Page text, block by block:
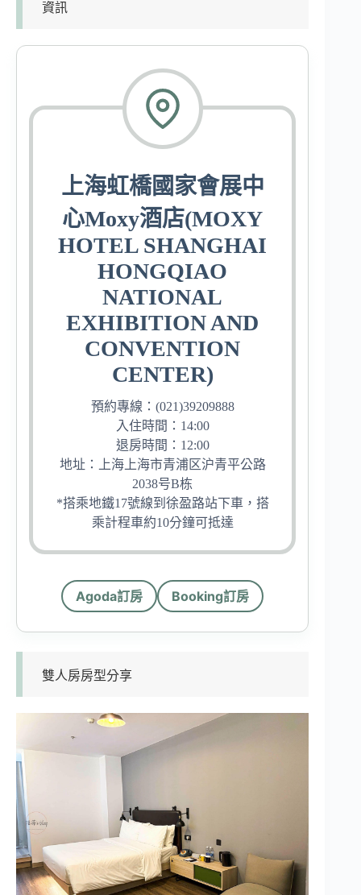
資訊
上海虹橋國家會展中
心Moxy酒店(MOXY
HOTEL SHANGHAI
HONGQIAO
NATIONAL
EXHIBITION AND
CONVENTION
CENTER)
預約專線：(021)39209888
入住時間：14:00
退房時間：12:00
地址：上海上海市青浦区沪青平公路
2038号B栋
*搭乘地鐵17號線到徐盈路站下車，搭
乘計程車約10分鐘可抵達
Agoda訂房 Booking訂房
雙人房房型分享